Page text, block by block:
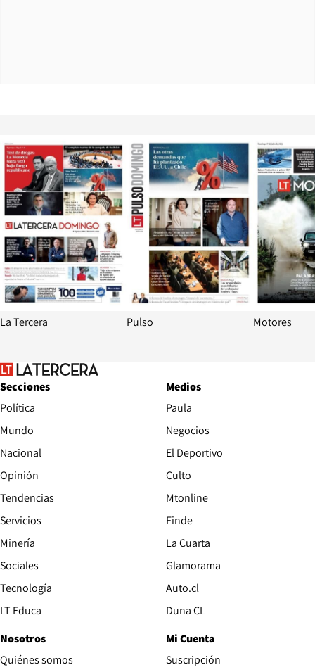
Opens in new window
La Tercera
Opens in
Pulso Motores
Secciones
Política
Mundo
Nacional
Opinión
Tendencias
Servicios
Minería
Sociales
Tecnología
LT Educa
Medios
Paula
Negocios
El Deportivo
Culto
Mtonline
Finde
La Cuarta
Glamorama
Auto.cl
Duna CL
Nosotros
Quiénes somos
Mi Cuenta
Suscripción